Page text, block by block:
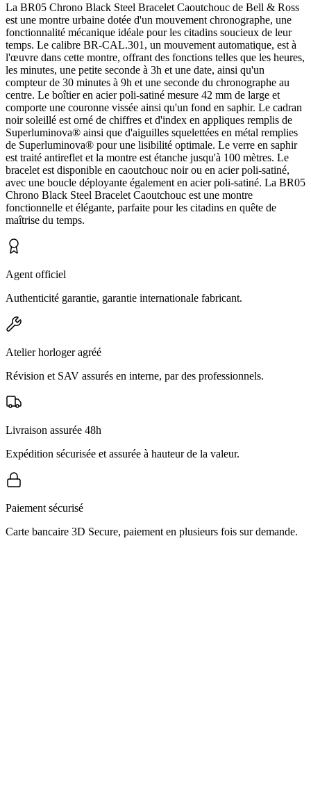
La BR05 Chrono Black Steel Bracelet Caoutchouc de Bell & Ross
est une montre urbaine dotée d'un mouvement chronographe, une
fonctionnalité mécanique idéale pour les citadins soucieux de leur
temps. Le calibre BR-CAL.301, un mouvement automatique, est à
l'œuvre dans cette montre, offrant des fonctions telles que les heures,
les minutes, une petite seconde à 3h et une date, ainsi qu'un
compteur de 30 minutes à 9h et une seconde du chronographe au
centre. Le boîtier en acier poli-satiné mesure 42 mm de large et
comporte une couronne vissée ainsi qu'un fond en saphir. Le cadran
noir soleillé est orné de chiffres et d'index en appliques remplis de
Superluminova® ainsi que d'aiguilles squelettées en métal remplies
de Superluminova® pour une lisibilité optimale. Le verre en saphir
est traité antireflet et la montre est étanche jusqu'à 100 mètres. Le
bracelet est disponible en caoutchouc noir ou en acier poli-satiné,
avec une boucle déployante également en acier poli-satiné. La BR05
Chrono Black Steel Bracelet Caoutchouc est une montre
fonctionnelle et élégante, parfaite pour les citadins en quête de
maîtrise du temps.
Agent officiel
Authenticité garantie, garantie internationale fabricant.
Atelier horloger agréé
Révision et SAV assurés en interne, par des professionnels.
Livraison assurée 48h
Expédition sécurisée et assurée à hauteur de la valeur.
Paiement sécurisé
Carte bancaire 3D Secure, paiement en plusieurs fois sur demande.